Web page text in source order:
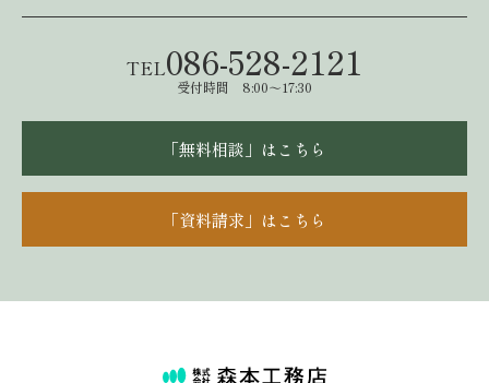
TEL086-528-2121
受付時間 8:00～17:30
「無料相談」はこちら
「資料請求」はこちら